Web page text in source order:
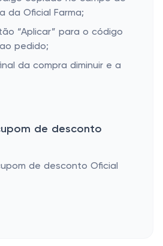
da Oficial Farma;
“Aplicar” para o código
pedido;
da compra diminuir e a
de desconto